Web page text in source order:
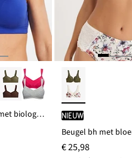
Bh zonder beugels met biologisch katoen (set van 2) Nieuw
€ 25,98